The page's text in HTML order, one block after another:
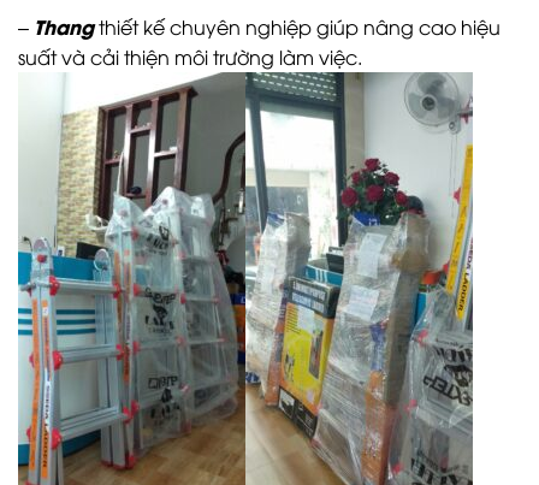
– Thangthiết kế chuyên nghiệp giúp nâng cao hiệu
suất và cải thiện môi trường làm việc.